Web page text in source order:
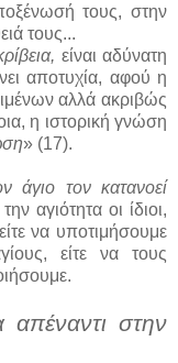
τους, στην
τους...
είναι αδύνατη
αποτυχία, αφού η
αλλά ακριβώς
η ιστορική γνώση
» (17).
άγιο τον κατανοεί
αγιότητα οι ίδιοι,
να υποτιμήσουμε
είτε να τους
απέναντι στην